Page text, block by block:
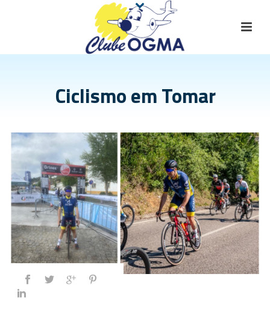
Ciclismo em Tomar